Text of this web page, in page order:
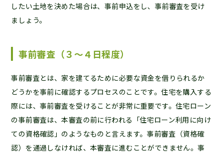
したい土地を決めた場合は、事前申込をし、事前審査を受け
ましょう。
事前審査（３〜４日程度）
事前審査とは、家を建てるために必要な資金を借りられるか
どうかを事前に確認するプロセスのことです。住宅を購入する
際には、事前審査を受けることが非常に重要です。住宅ローン
の事前審査は、本審査の前に行われる「住宅ローン利用に向け
ての資格確認」のようなものと言えます。事前審査（資格確
認）を通過しなければ、本審査に進むことができません。事